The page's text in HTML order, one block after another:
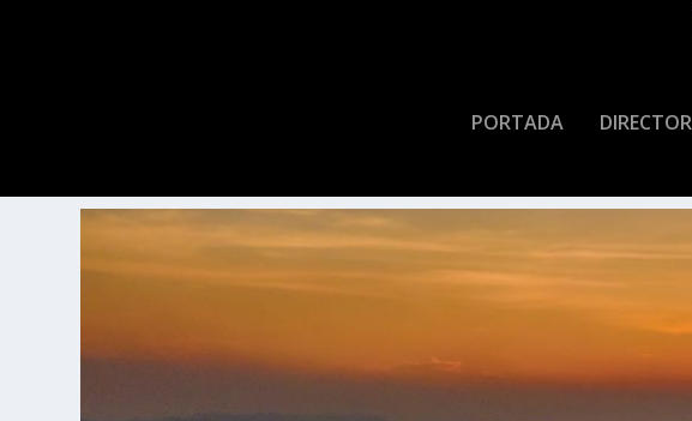
PORTADA